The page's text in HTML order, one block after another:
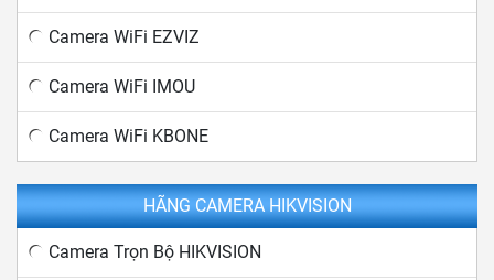
Camera WiFi EZVIZ
Camera WiFi IMOU
Camera WiFi KBONE
HÃNG CAMERA HIKVISION
Camera Trọn Bộ HIKVISION